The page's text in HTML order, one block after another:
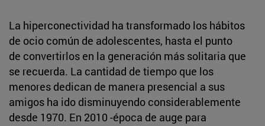
La hiperconectividad ha transformado los hábitos
de ocio común de adolescentes, hasta el punto
de convertirlos en la generación más solitaria que
se recuerda. La cantidad de tiempo que los
menores dedican de manera presencial a sus
amigos ha ido disminuyendo considerablemente
desde 1970. En 2010 -época de auge para